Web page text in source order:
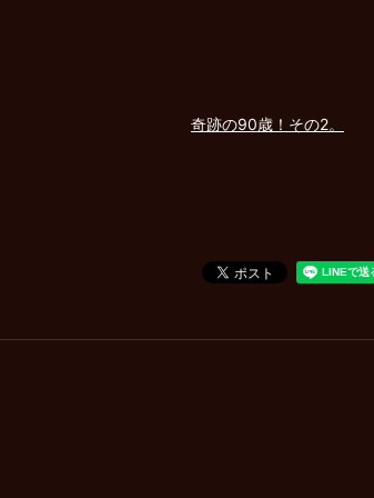
奇跡の90歳！その2。